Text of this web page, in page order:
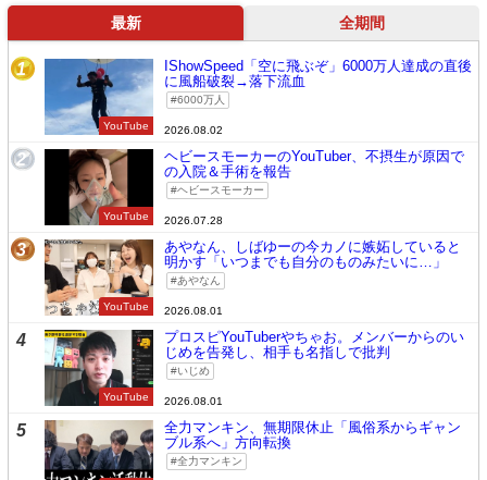
最新 全期間
1
YouTube
IShowSpeed「空に飛ぶぞ」6000万人達成の直後
に風船破裂→落下流血
6000万人
2026.08.02
2
YouTube
ヘビースモーカーのYouTuber、不摂生が原因で
の入院＆手術を報告
ヘビースモーカー
2026.07.28
3
YouTube
あやなん、しばゆーの今カノに嫉妬していると
明かす「いつまでも自分のものみたいに…」
あやなん
2026.08.01
4
YouTube
プロスピYouTuberやちゃお。メンバーからのい
じめを告発し、相手も名指しで批判
いじめ
2026.08.01
5
全力マンキン、無期限休止「風俗系からギャン
ブル系へ」方向転換
全力マンキン